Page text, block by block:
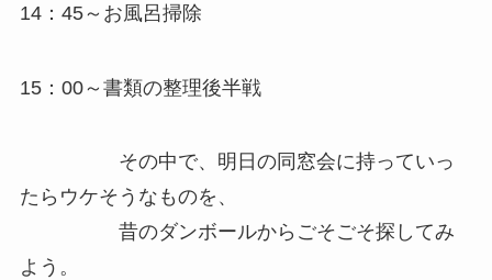
14：45～お風呂掃除
15：00～書類の整理後半戦
その中で、明日の同窓会に持っていっ
たらウケそうなものを、
昔のダンボールからごそごそ探してみ
よう。